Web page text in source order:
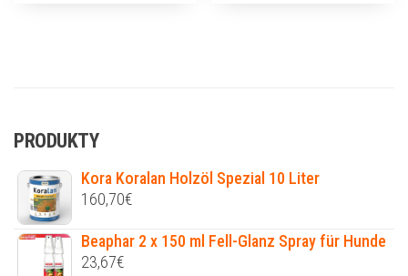
PRODUKTY
Kora Koralan Holzöl Spezial 10 Liter
160,70€
Beaphar 2 x 150 ml Fell-Glanz Spray für Hunde
23,67€